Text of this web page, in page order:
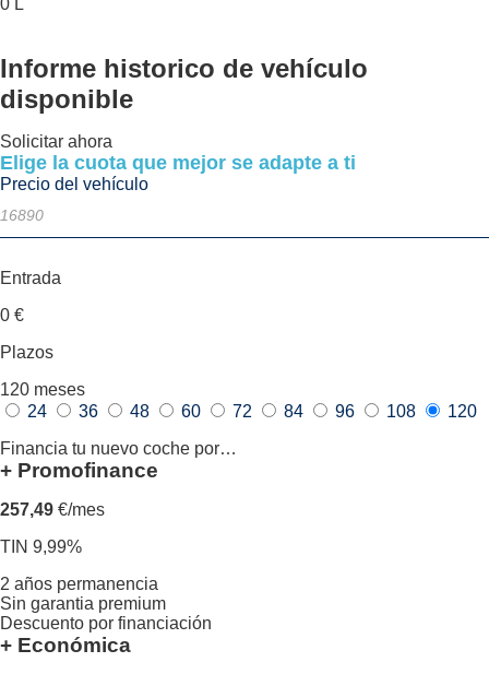
Informe historico de vehículo
disponible
Solicitar ahora
Elige la cuota que mejor se adapte a ti
Precio del vehículo
Entrada
0 €
Plazos
120 meses
24
36 48 60 72 84 96 108
120
Financia tu nuevo coche por…
+ Promofinance
257,49 €/mes
TIN 9,99%
2 años permanencia
Sin garantia premium
Descuento por financiación
+ Económica